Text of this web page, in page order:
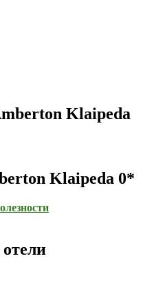
Klaipeda
Klaipeda 0*